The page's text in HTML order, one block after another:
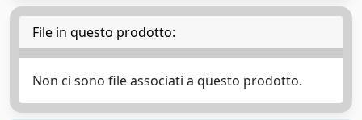
File in questo prodotto:
Non ci sono file associati a questo prodotto.